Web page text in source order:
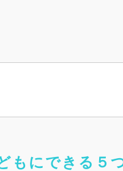
もにできる５